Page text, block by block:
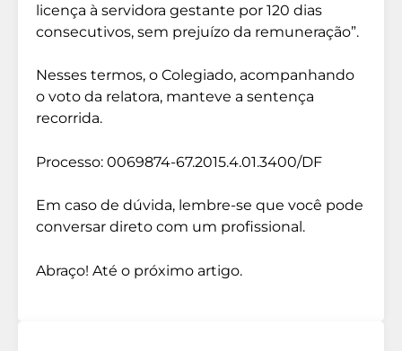
licença à servidora gestante por 120 dias
consecutivos, sem prejuízo da remuneração”.
Nesses termos, o Colegiado, acompanhando
o voto da relatora, manteve a sentença
recorrida.
Processo: 0069874-67.2015.4.01.3400/DF
Em caso de dúvida, lembre-se que você pode
conversar direto com um profissional.
Abraço! Até o próximo artigo.